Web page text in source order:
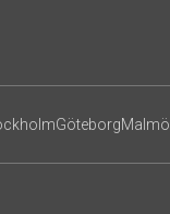
GöteborgMalmö